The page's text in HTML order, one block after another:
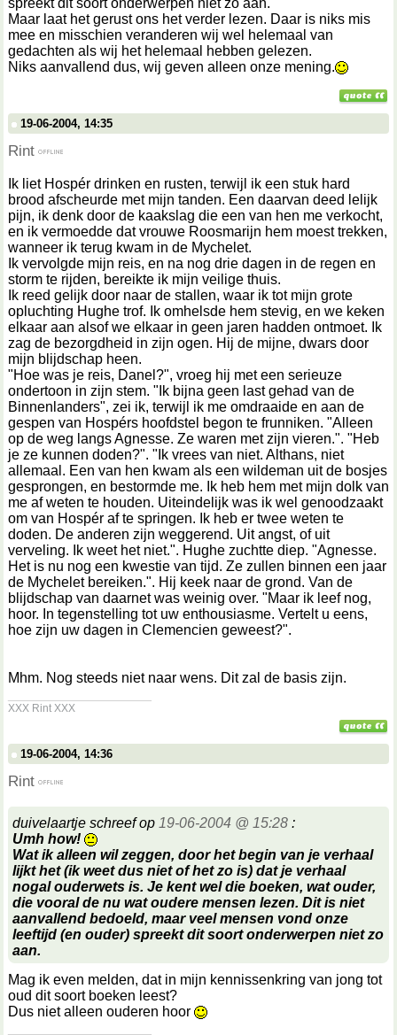
spreekt dit soort onderwerpen niet zo aan.
Maar laat het gerust ons het verder lezen. Daar is niks mis
mee en misschien veranderen wij wel helemaal van
gedachten als wij het helemaal hebben gelezen.
Niks aanvallend dus, wij geven alleen onze mening.
19-06-2004, 14:35
Rint
Ik liet Hospér drinken en rusten, terwijl ik een stuk hard
brood afscheurde met mijn tanden. Een daarvan deed lelijk
pijn, ik denk door de kaakslag die een van hen me verkocht,
en ik vermoedde dat vrouwe Roosmarijn hem moest trekken,
wanneer ik terug kwam in de Mychelet.
Ik vervolgde mijn reis, en na nog drie dagen in de regen en
storm te rijden, bereikte ik mijn veilige thuis.
Ik reed gelijk door naar de stallen, waar ik tot mijn grote
opluchting Hughe trof. Ik omhelsde hem stevig, en we keken
elkaar aan alsof we elkaar in geen jaren hadden ontmoet. Ik
zag de bezorgdheid in zijn ogen. Hij de mijne, dwars door
mijn blijdschap heen.
"Hoe was je reis, Danel?", vroeg hij met een serieuze
ondertoon in zijn stem. "Ik bijna geen last gehad van de
Binnenlanders", zei ik, terwijl ik me omdraaide en aan de
gespen van Hospérs hoofdstel begon te frunniken. "Alleen
op de weg langs Agnesse. Ze waren met zijn vieren.". "Heb
je ze kunnen doden?". "Ik vrees van niet. Althans, niet
allemaal. Een van hen kwam als een wildeman uit de bosjes
gesprongen, en bestormde me. Ik heb hem met mijn dolk van
me af weten te houden. Uiteindelijk was ik wel genoodzaakt
om van Hospér af te springen. Ik heb er twee weten te
doden. De anderen zijn weggerend. Uit angst, of uit
verveling. Ik weet het niet.". Hughe zuchtte diep. "Agnesse.
Het is nu nog een kwestie van tijd. Ze zullen binnen een jaar
de Mychelet bereiken.". Hij keek naar de grond. Van de
blijdschap van daarnet was weinig over. "Maar ik leef nog,
hoor. In tegenstelling tot uw enthousiasme. Vertelt u eens,
hoe zijn uw dagen in Clemencien geweest?".
Mhm. Nog steeds niet naar wens. Dit zal de basis zijn.
XXX Rint XXX
19-06-2004, 14:36
Rint
duivelaartje schreef op 19-06-2004 @ 15:28 :
Umh how!
Wat ik alleen wil zeggen, door het begin van je verhaal
lijkt het (ik weet dus niet of het zo is) dat je verhaal
nogal ouderwets is. Je kent wel die boeken, wat ouder,
die vooral de nu wat oudere mensen lezen. Dit is niet
aanvallend bedoeld, maar veel mensen vond onze
leeftijd (en ouder) spreekt dit soort onderwerpen niet zo
aan.
Mag ik even melden, dat in mijn kennissenkring van jong tot
oud dit soort boeken leest?
Dus niet alleen ouderen hoor